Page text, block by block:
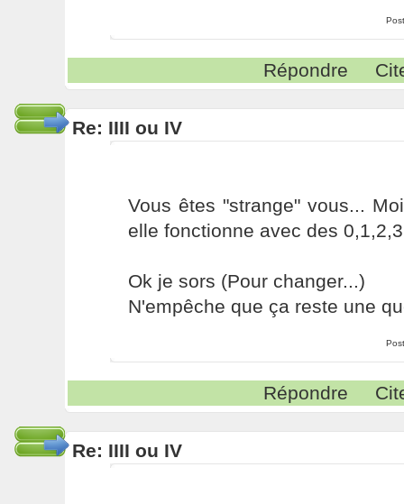
Répondre
Re: IIII ou IV
Vous êtes "strange" vous...
elle fonctionne avec des
Ok je sors (Pour changer...)
N'empêche que ça reste une
Répondre
Re: IIII ou IV